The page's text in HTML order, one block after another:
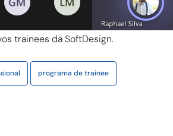
trainees da SoftDesign.
programa de trainee